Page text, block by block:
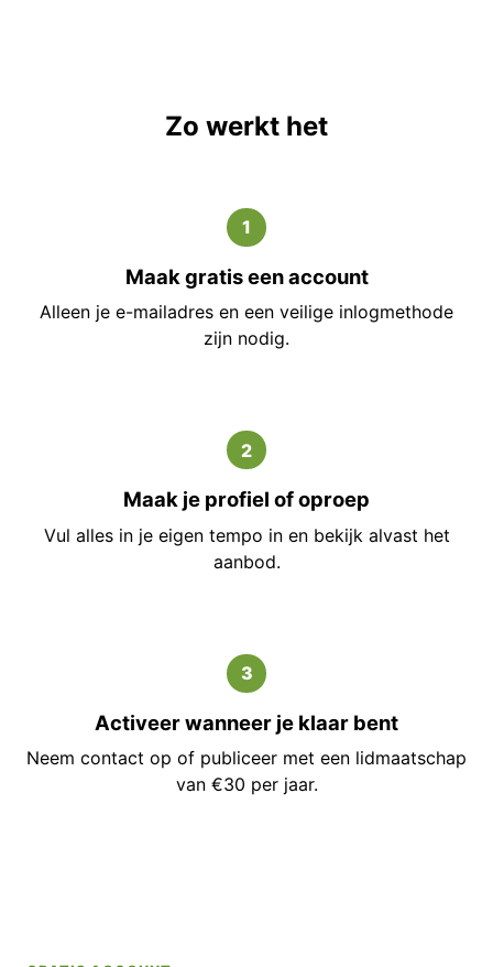
Zo werkt het
1
Maak gratis een account
Alleen je e-mailadres en een veilige inlogmethode
zijn nodig.
2
Maak je profiel of oproep
Vul alles in je eigen tempo in en bekijk alvast het
aanbod.
3
Activeer wanneer je klaar bent
Neem contact op of publiceer met een lidmaatschap
van €30 per jaar.